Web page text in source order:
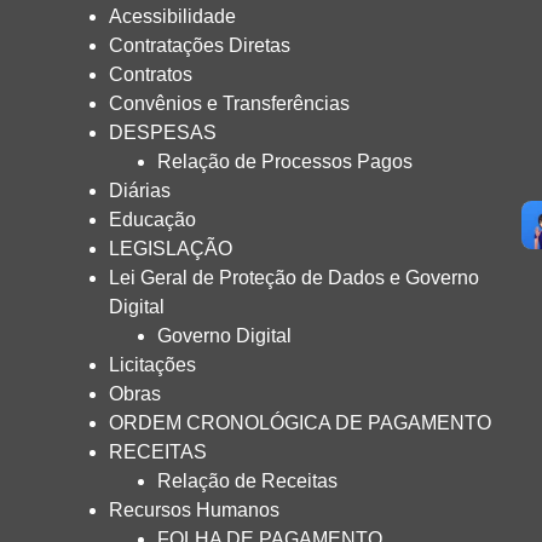
Acessibilidade
Contratações Diretas
Contratos
Convênios e Transferências
DESPESAS
Relação de Processos Pagos
Diárias
Educação
LEGISLAÇÃO
Lei Geral de Proteção de Dados e Governo
Digital
Governo Digital
Licitações
Obras
ORDEM CRONOLÓGICA DE PAGAMENTO
RECEITAS
Relação de Receitas
Recursos Humanos